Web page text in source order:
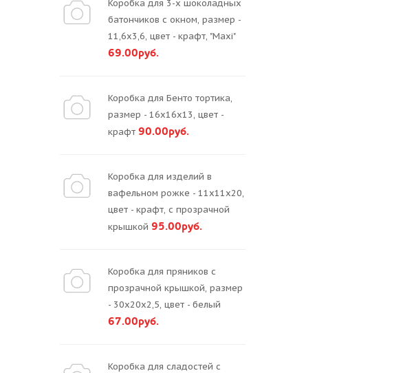
Коробка для 3-х шоколадных
батончиков с окном, размер -
11,6х3,6, цвет - крафт, "Maxi"
69.00руб.
Коробка для Бенто тортика,
размер - 16х16х13, цвет -
крафт 90.00руб.
Коробка для изделий в
вафельном рожке - 11х11х20,
цвет - крафт, с прозрачной
крышкой 95.00руб.
Коробка для пряников с
прозрачной крышкой, размер
- 30х20х2,5, цвет - белый
67.00руб.
Коробка для сладостей с